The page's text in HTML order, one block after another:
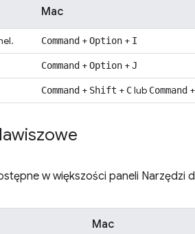
Mac
Command +Option + I
Command +Option +J
Command + Shift + Club Command +
w większości paneli Narzędzi
Mac